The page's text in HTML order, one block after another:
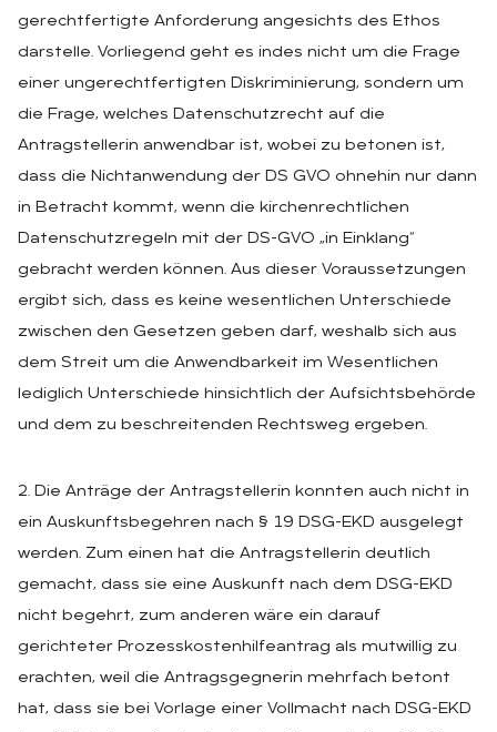
gerechtfertigte Anforderung angesichts des Ethos
darstelle. Vorliegend geht es indes nicht um die Frage
einer ungerechtfertigten Diskriminierung, sondern um
die Frage, welches Datenschutzrecht auf die
Antragstellerin anwendbar ist, wobei zu betonen ist,
dass die Nichtanwendung der DS GVO ohnehin nur dann
in Betracht kommt, wenn die kirchenrechtlichen
Datenschutzregeln mit der DS-GVO „in Einklang“
gebracht werden können. Aus dieser Voraussetzungen
ergibt sich, dass es keine wesentlichen Unterschiede
zwischen den Gesetzen geben darf, weshalb sich aus
dem Streit um die Anwendbarkeit im Wesentlichen
lediglich Unterschiede hinsichtlich der Aufsichtsbehörde
und dem zu beschreitenden Rechtsweg ergeben.
2. Die Anträge der Antragstellerin konnten auch nicht in
ein Auskunftsbegehren nach § 19 DSG-EKD ausgelegt
werden. Zum einen hat die Antragstellerin deutlich
gemacht, dass sie eine Auskunft nach dem DSG-EKD
nicht begehrt, zum anderen wäre ein darauf
gerichteter Prozesskostenhilfeantrag als mutwillig zu
erachten, weil die Antragsgegnerin mehrfach betont
hat, dass sie bei Vorlage einer Vollmacht nach DSG-EKD